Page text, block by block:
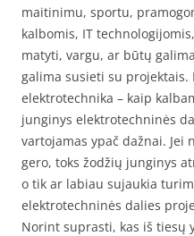
maitinimu, sportu,
kalbomis, IT
matyti, vargu, ar būtų
galima susieti su
elektrotechnika – kaip
junginys elektrotechninės
vartojamas ypač dažnai. Jei
gero, toks žodžių junginys
o tik ar labiau sujaukia
elektrotechninės dalies
Norint suprasti, kas iš tiesų